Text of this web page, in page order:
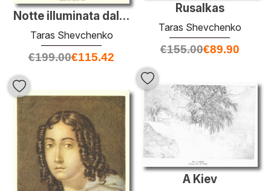
Rusalkas
Taras Shevchenko
€155.00€89.90
Notte illuminata dalla luna a Kos-Aral
Taras Shevchenko
€199.00€115.42
A Kiev